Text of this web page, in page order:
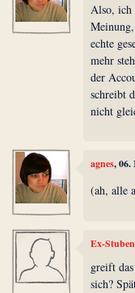
Also, ich
echte
mehr
der
schreibt
nicht
agnes, 06.
(ah, alle
Ex-
greift
sich?